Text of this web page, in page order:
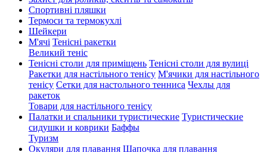
Спортивні пляшки
Термоси та термокухлі
Шейкери
М'ячі Тенісні ракетки
Великий теніс
Тенісні столи для приміщень Тенісні столи для вулиці
Ракетки для настільного тенісу М'ячики для настільного
тенісу Сетки для настольного тенниса Чехлы для
ракеток
Товари для настільного тенісу
Палатки и спальники туристические Туристические
сидушки и коврики Баффы
Туризм
Окуляри для плавання Шапочка для плавання